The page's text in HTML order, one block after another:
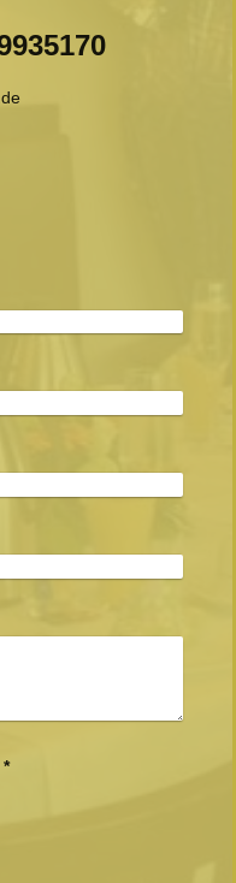
Captcha (Spam-Schutz-Code): *